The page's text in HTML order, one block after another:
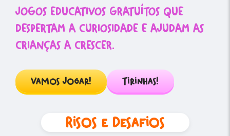
JOGOS EDUCATIVOS GRATUÍTOS QUE
DESPERTAM A CURIOSIDADE E AJUDAM AS
CRIANÇAS A CRESCER.
Vamos Jogar! Tirinhas!
Risos e Desafios